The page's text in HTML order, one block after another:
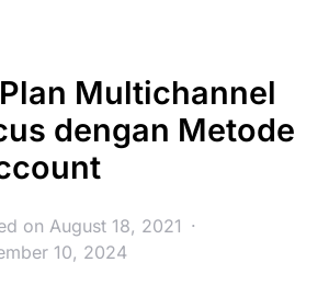
Multichannel
dengan Metode
on August 18, 2021
10, 2024